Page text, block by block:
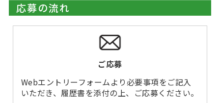
応募の流れ
ご応募
Webエントリーフォームより必要事項をご記入
いただき、履歴書を添付の上、ご応募ください。